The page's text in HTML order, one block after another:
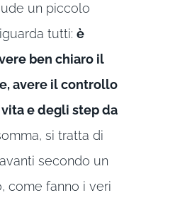
un piccolo
tutti: è
ben chiaro il
avere il controllo
e degli step da
si tratta di
secondo un
come fanno i veri